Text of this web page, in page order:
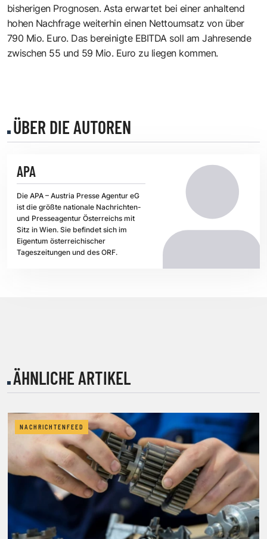
bisherigen Prognosen. Asta erwartet bei einer anhaltend
hohen Nachfrage weiterhin einen Nettoumsatz von über
790 Mio. Euro. Das bereinigte EBITDA soll am Jahresende
zwischen 55 und 59 Mio. Euro zu liegen kommen.
ÜBER DIE AUTOREN
APA
Die APA – Austria Presse Agentur eG
ist die größte nationale Nachrichten-
und Presseagentur Österreichs mit
Sitz in Wien. Sie befindet sich im
Eigentum österreichischer
Tageszeitungen und des ORF.
ÄHNLICHE ARTIKEL
NACHRICHTENFEED